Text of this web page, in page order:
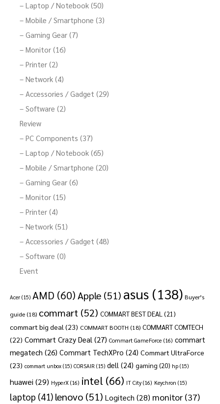
– Laptop / Notebook (50)
– Mobile / Smartphone (3)
– Gaming Gear (7)
– Monitor (16)
– Printer (2)
– Network (4)
– Accessories / Gadget (29)
– Software (2)
Review
– PC Components (37)
– Laptop / Notebook (65)
– Mobile / Smartphone (20)
– Gaming Gear (6)
– Monitor (15)
– Printer (4)
– Network (51)
– Accessories / Gadget (48)
– Software (0)
Event
Acer (15) AMD (60)Apple (51) asus (138) Buyer’s
guide (18) commart (52) COMMART BEST DEAL (21)
commart big deal (23) COMMART BOOTH (18) COMMART COMTECH
(22) Commart Crazy Deal (27) Commart GameForce (16) commart
megatech (26) Commart TechXPro (24) Commart UltraForce
(23) commart unbox (15) CORSAIR (15) dell (24) gaming (20) hp (15)
huawei (29) HyperX (16) intel (66) IT City (16) Keychron (15)
laptop (41) lenovo (51) Logitech (28) monitor (37)